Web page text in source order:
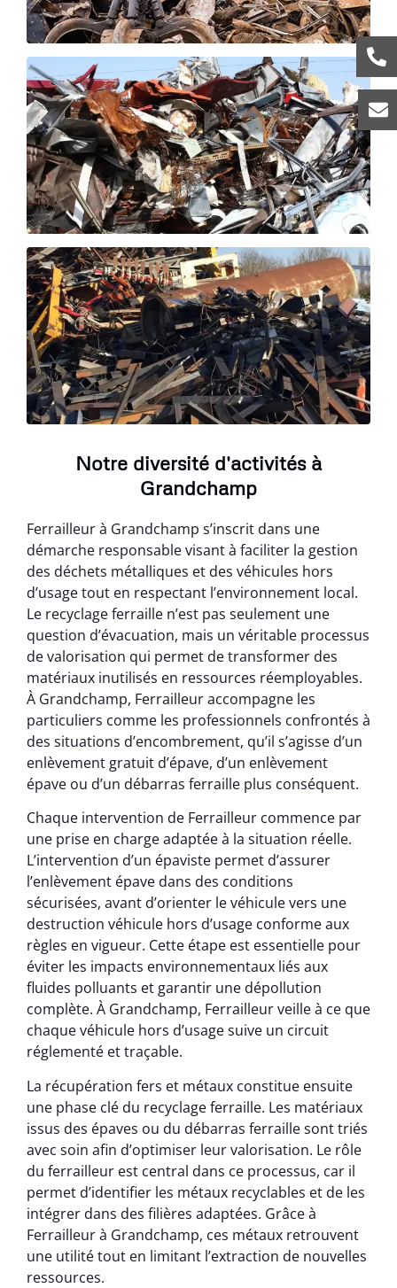
Notre diversité d'activités à
Grandchamp
Ferrailleur à Grandchamp s’inscrit dans une
démarche responsable visant à faciliter la gestion
des déchets métalliques et des véhicules hors
d’usage tout en respectant l’environnement local.
Le recyclage ferraille n’est pas seulement une
question d’évacuation, mais un véritable processus
de valorisation qui permet de transformer des
matériaux inutilisés en ressources réemployables.
À Grandchamp, Ferrailleur accompagne les
particuliers comme les professionnels confrontés à
des situations d’encombrement, qu’il s’agisse d’un
enlèvement gratuit d’épave, d’un enlèvement
épave ou d’un débarras ferraille plus conséquent.
Chaque intervention de Ferrailleur commence par
une prise en charge adaptée à la situation réelle.
L’intervention d’un épaviste permet d’assurer
l’enlèvement épave dans des conditions
sécurisées, avant d’orienter le véhicule vers une
destruction véhicule hors d’usage conforme aux
règles en vigueur. Cette étape est essentielle pour
éviter les impacts environnementaux liés aux
fluides polluants et garantir une dépollution
complète. À Grandchamp, Ferrailleur veille à ce que
chaque véhicule hors d’usage suive un circuit
réglementé et traçable.
La récupération fers et métaux constitue ensuite
une phase clé du recyclage ferraille. Les matériaux
issus des épaves ou du débarras ferraille sont triés
avec soin afin d’optimiser leur valorisation. Le rôle
du ferrailleur est central dans ce processus, car il
permet d’identifier les métaux recyclables et de les
intégrer dans des filières adaptées. Grâce à
Ferrailleur à Grandchamp, ces métaux retrouvent
une utilité tout en limitant l’extraction de nouvelles
ressources.